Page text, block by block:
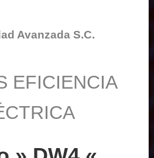
Avanzada S.C.
EFICIENCIA